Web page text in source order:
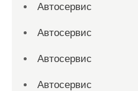
Автосервис
Автосервис
Автосервис
Автосервис